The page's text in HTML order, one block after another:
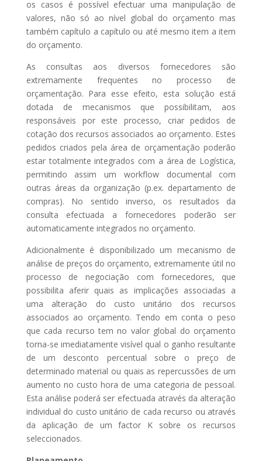
os casos é possível efectuar uma manipulação de
valores, não só ao nível global do orçamento mas
também capítulo a capítulo ou até mesmo item a item
do orçamento.
As consultas aos diversos fornecedores são
extremamente frequentes no processo de
orçamentação. Para esse efeito, esta solução está
dotada de mecanismos que possibilitam, aos
responsáveis por este processo, criar pedidos de
cotação dos recursos associados ao orçamento. Estes
pedidos criados pela área de orçamentação poderão
estar totalmente integrados com a área de Logística,
permitindo assim um workflow documental com
outras áreas da organização (p.ex. departamento de
compras). No sentido inverso, os resultados da
consulta efectuada a fornecedores poderão ser
automaticamente integrados no orçamento.
Adicionalmente é disponibilizado um mecanismo de
análise de preços do orçamento, extremamente útil no
processo de negociação com fornecedores, que
possibilita aferir quais as implicações associadas a
uma alteração do custo unitário dos recursos
associados ao orçamento. Tendo em conta o peso
que cada recurso tem no valor global do orçamento
torna-se imediatamente visível qual o ganho resultante
de um desconto percentual sobre o preço de
determinado material ou quais as repercussões de um
aumento no custo hora de uma categoria de pessoal.
Esta análise poderá ser efectuada através da alteração
individual do custo unitário de cada recurso ou através
da aplicação de um factor K sobre os recursos
seleccionados.